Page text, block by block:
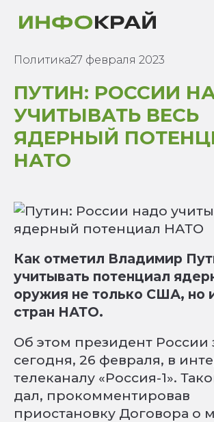
Политика27 февраля 2023
ПУТИН: РОССИИ
УЧИТЫВАТЬ ВЕСЬ
ЯДЕРНЫЙ
НАТО
Как отметил Владимир
учитывать потенциал
оружия не только США, но
стран НАТО.
Об этом президент России
сегодня, 26 февраля, в
телеканалу «Россия-1».
дал, прокомментировав
приостановку Договора о